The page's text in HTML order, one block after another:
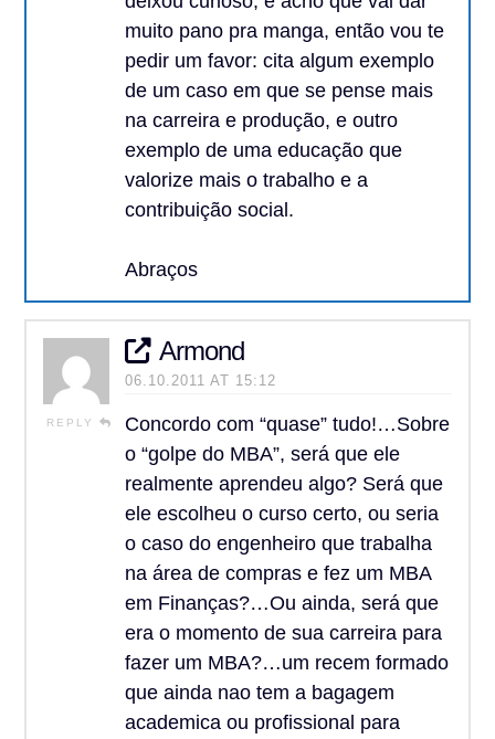
muito pano pra manga, então vou te
pedir um favor: cita algum exemplo
de um caso em que se pense mais
na carreira e produção, e outro
exemplo de uma educação que
valorize mais o trabalho e a
contribuição social.
Abraços
REPLY
Armond
06.10.2011 AT 15:12
Concordo com “quase” tudo!…Sobre
o “golpe do MBA”, será que ele
realmente aprendeu algo? Será que
ele escolheu o curso certo, ou seria
o caso do engenheiro que trabalha
na área de compras e fez um MBA
em Finanças?…Ou ainda, será que
era o momento de sua carreira para
fazer um MBA?…um recem formado
que ainda nao tem a bagagem
academica ou profissional para